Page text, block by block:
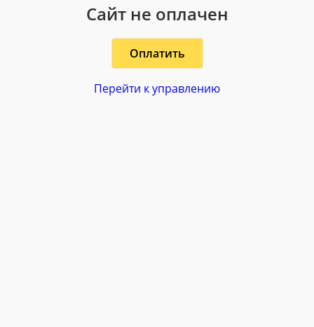
Сайт не оплачен
Оплатить
Перейти к управлению